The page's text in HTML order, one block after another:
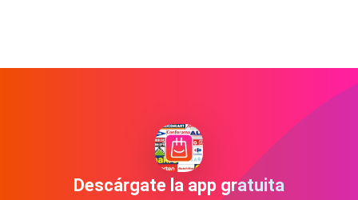
Descárgate la app gratuita